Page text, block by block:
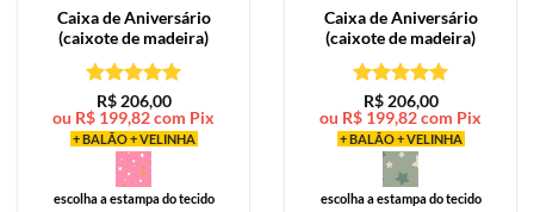
Caixa deAniversário
(caixote de madeira)
Avaliação5
de 5
R$206,00
ou R$ 199,82com Pix
+ BALÃO + VELINHA
escolha a estampa do tecido
Caixa deAniversário
(caixote de madeira)
Avaliação5
de 5
R$206,00
ou R$ 199,82com Pix
+ BALÃO + VELINHA
escolha a estampa do tecido